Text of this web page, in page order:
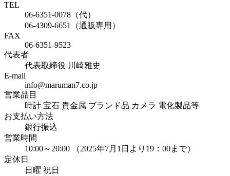
TEL
06-6351-0078（代）
06-4309-6651（通販専用）
FAX
06-6351-9523
代表者
代表取締役 川崎雅史
E-mail
info@maruman7.co.jp
営業品目
時計 宝石 貴金属 ブランド品 カメラ 電化製品等
お支払い方法
銀行振込
営業時間
10:00～20:00 （2025年7月1日より19：00まで）
定休日
日曜 祝日